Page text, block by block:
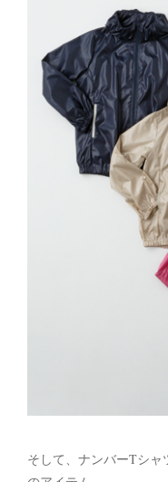
そして、ナンバーTシャ